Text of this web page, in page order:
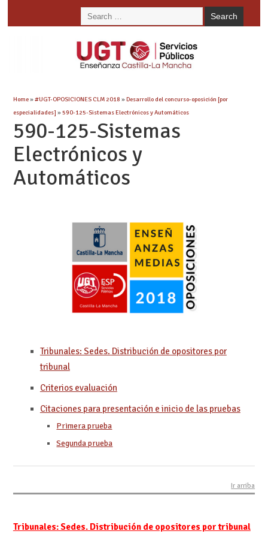
Home»#UGT-OPOSICIONES CLM 2018 »Desarrollo del concurso-oposición [por
especialidades] »590-125-Sistemas Electrónicos y Automáticos
590-125-Sistemas
Electrónicos y
Automáticos
Tribunales: Sedes. Distribución de opositores por
tribunal
Criterios evaluación
Citaciones para presentación e inicio de las pruebas
Primera prueba
Segunda prueba
Ir arriba
Tribunales: Sedes. Distribución de opositores por tribunal